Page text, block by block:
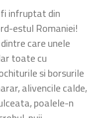
fi infruptat din
estul Romaniei!
care unele
toate cu
si borsurile
alivencile calde,
poalele-n